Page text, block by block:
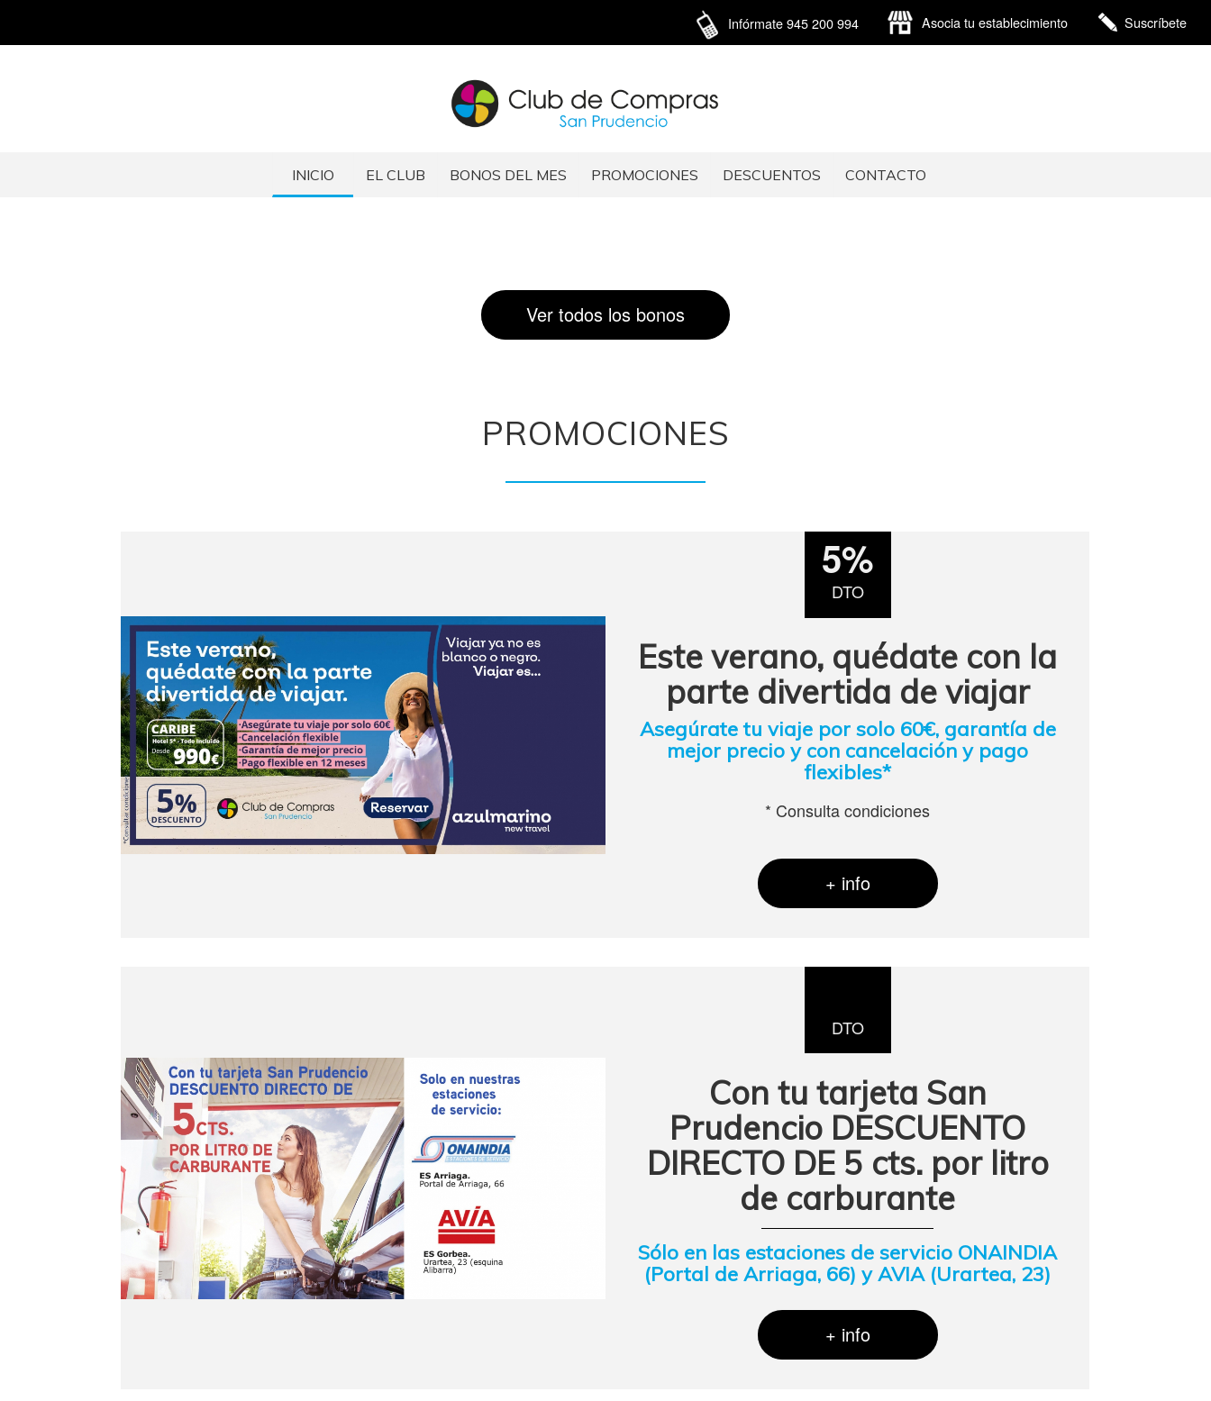
Infórmate 945 200 994 Asocia tu establecimiento Suscríbete
INICIO EL CLUB BONOS DEL MES PROMOCIONES DESCUENTOS CONTACTO
Ver todos los bonos
PROMOCIONES
5%
DTO
Este verano, quédate con la
parte divertida de viajar
Asegúrate tu viaje por solo 60€, garantía de
mejor precio y con cancelación y pago
flexibles*
* Consulta condiciones
+ info
DTO
Con tu tarjeta San
Prudencio DESCUENTO
DIRECTO DE 5 cts. por litro
de carburante
Sólo en las estaciones de servicio ONAINDIA
(Portal de Arriaga, 66) y AVIA (Urartea, 23)
+ info